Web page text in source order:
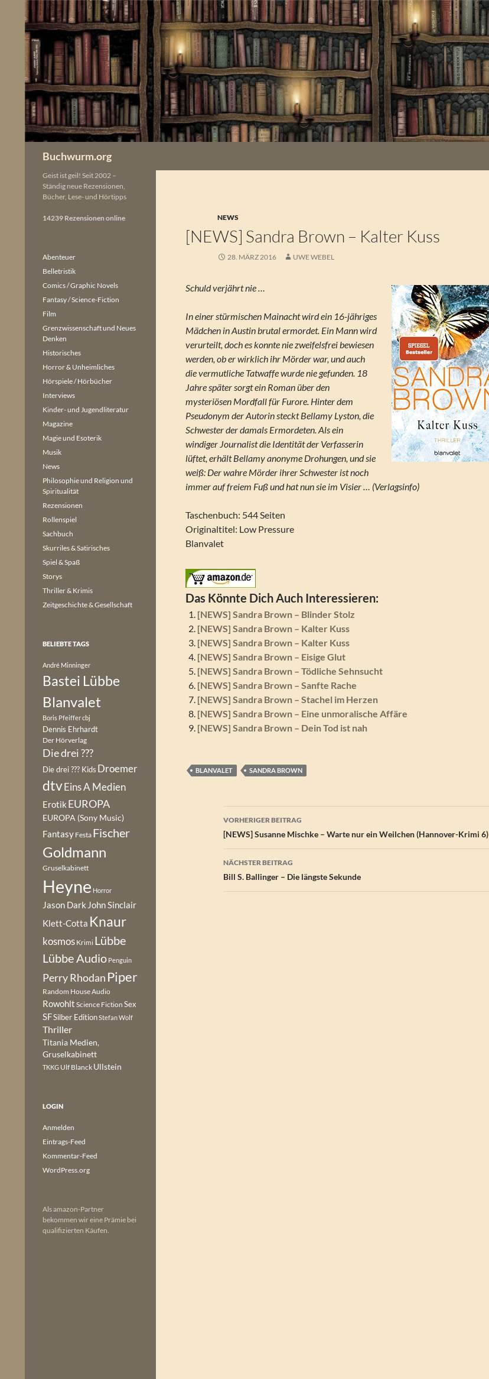
springen
Buchwurm.org
NEWS
[NEWS] Sandra Brown – Kalter Kuss
28. MÄRZ 2016 UWE WEBEL
Schuld verjährt nie …
In einer stürmischen Mainacht wird ein 16-jähriges
Mädchen in Austin brutal ermordet. Ein Mann wird
verurteilt, doch es konnte nie zweifelsfrei bewiesen
werden, ob er wirklich ihr Mörder war, und auch
die vermutliche Tatwaffe wurde nie gefunden. 18
Jahre später sorgt ein Roman über den
mysteriösen Mordfall für Furore. Hinter dem
Pseudonym der Autorin steckt Bellamy Lyston, die
Schwester der damals Ermordeten. Als ein
windiger Journalist die Identität der Verfasserin
lüftet, erhält Bellamy anonyme Drohungen, und sie
weiß: Der wahre Mörder ihrer Schwester ist noch
immer auf freiem Fuß und hat nun sie im Visier … (Verlagsinfo)
Taschenbuch: 544 Seiten
Originaltitel: Low Pressure
Blanvalet
Das Könnte Dich Auch Interessieren:
[NEWS] Sandra Brown – Blinder Stolz
[NEWS] Sandra Brown – Kalter Kuss
[NEWS] Sandra Brown – Kalter Kuss
[NEWS] Sandra Brown – Eisige Glut
[NEWS] Sandra Brown – Tödliche Sehnsucht
[NEWS] Sandra Brown – Sanfte Rache
[NEWS] Sandra Brown – Stachel im Herzen
[NEWS] Sandra Brown – Eine unmoralische Affäre
[NEWS] Sandra Brown – Dein Tod ist nah
BLANVALET SANDRA BROWN
Beitragsnavigation
VORHERIGER BEITRAG
[NEWS] Susanne Mischke – Warte nur ein Weilchen (Hannover-Krimi 6)
NÄCHSTER BEITRAG
Bill S. Ballinger – Die längste Sekunde
Geist ist geil! Seit 2002 –
Ständig neue Rezensionen,
Bücher, Lese- und Hörtipps
14239 Rezensionen online
Abenteuer
Belletristik
Comics / Graphic Novels
Fantasy / Science-Fiction
Film
Grenzwissenschaft und Neues
Denken
Historisches
Horror & Unheimliches
Hörspiele / Hörbücher
Interviews
Kinder- und Jugendliteratur
Magazine
Magie und Esoterik
Musik
News
Philosophie und Religion und
Spiritualität
Rezensionen
Rollenspiel
Sachbuch
Skurriles & Satirisches
Spiel & Spaß
Storys
Thriller & Krimis
Zeitgeschichte & Gesellschaft
BELIEBTE TAGS
André Minninger
Bastei Lübbe
Blanvalet
Boris Pfeiffercbj
Dennis Ehrhardt
Der Hörverlag
Die drei ???
Die drei ??? Kids Droemer
dtvEins A Medien
Erotik EUROPA
EUROPA (Sony Music)
Fantasy Festa Fischer
Goldmann
Gruselkabinett
Heyne Horror
Jason Dark John Sinclair
Klett-Cotta Knaur
kosmos Krimi Lübbe
Lübbe Audio Penguin
Perry Rhodan Piper
Random House Audio
Rowohlt Science Fiction Sex
SFSilber EditionStefan Wolf
Thriller
Titania Medien,
Gruselkabinett
TKKG Ulf Blanck Ullstein
LOGIN
Anmelden
Eintrags-Feed
Kommentar-Feed
WordPress.org
Als amazon-Partner
bekommen wir eine Prämie bei
qualifizierten Käufen.